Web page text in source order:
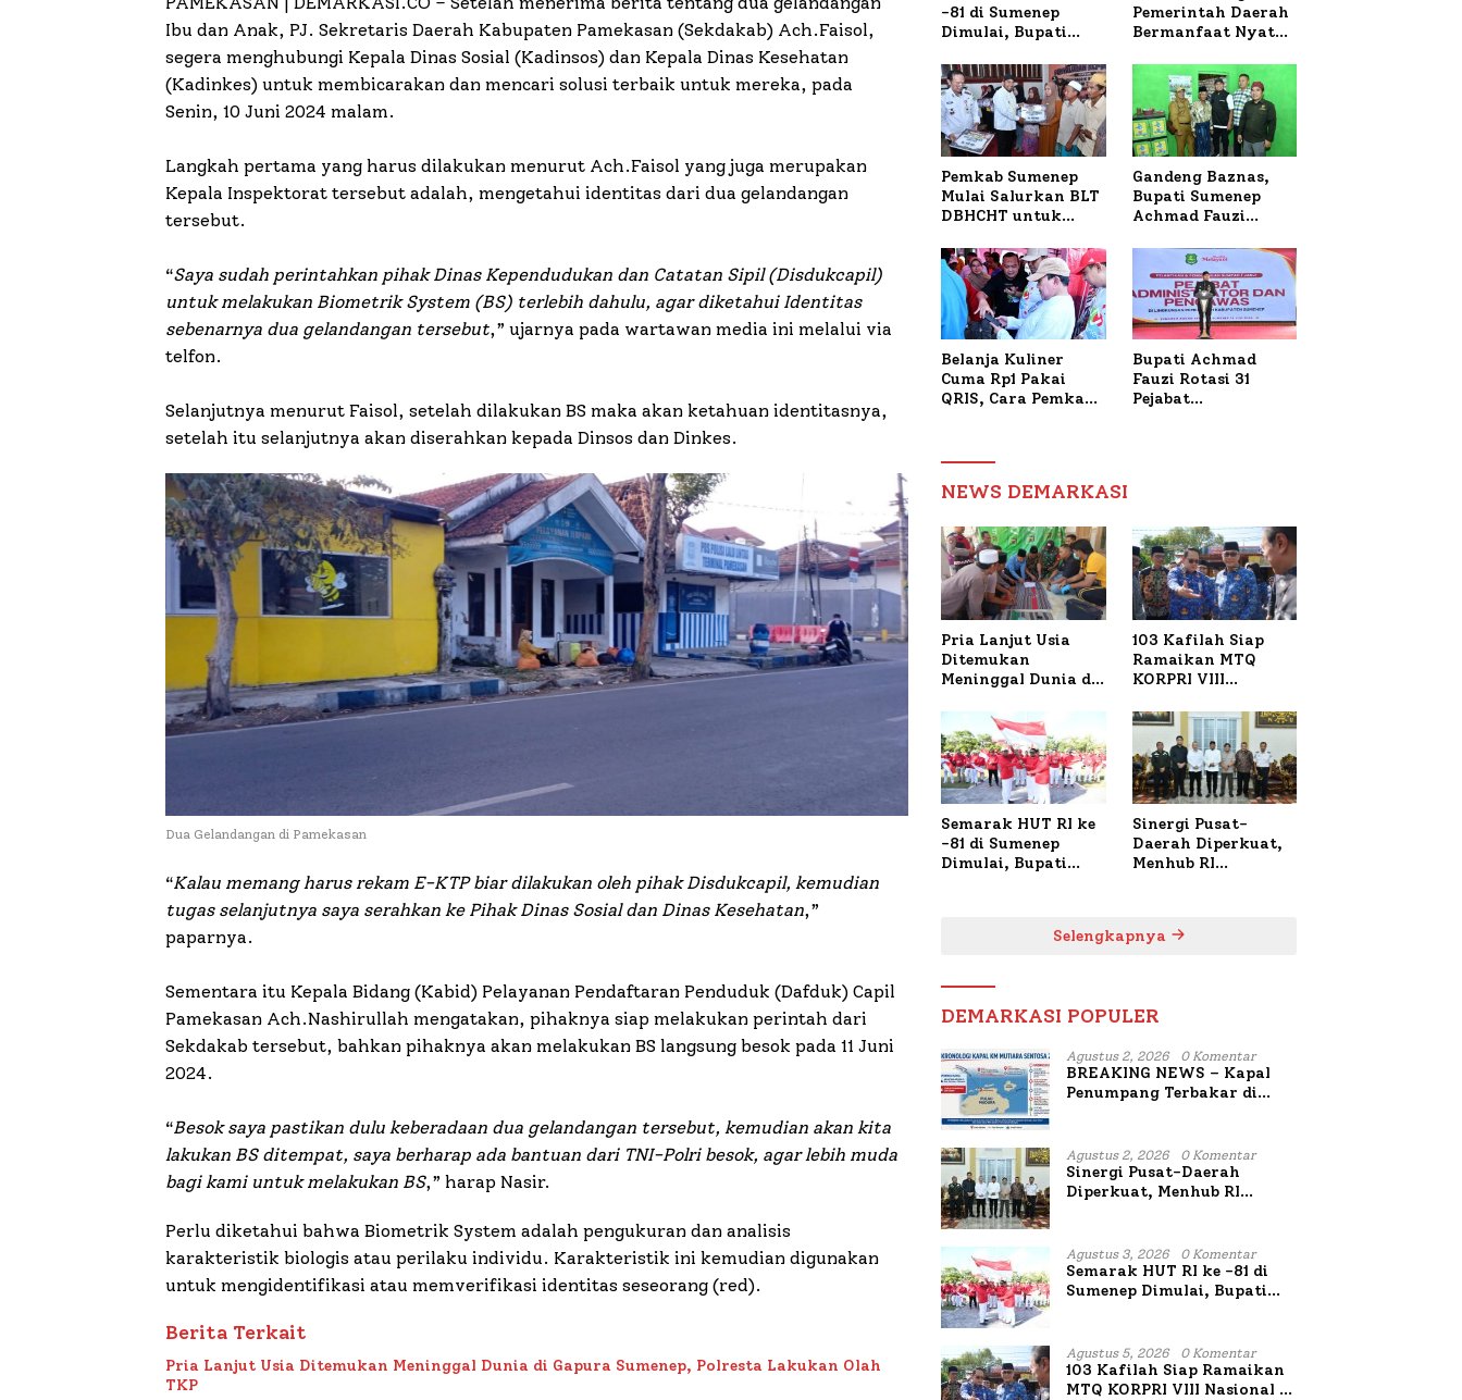
Ibu dan Anak, PJ. Sekretaris Daerah Kabupaten Pamekasan (Sekdakab) Ach.Faisol,
segera menghubungi Kepala Dinas Sosial (Kadinsos) dan Kepala Dinas Kesehatan
(Kadinkes) untuk membicarakan dan mencari solusi terbaik untuk mereka, pada
Senin, 10 Juni 2024 malam.
Langkah pertama yang harus dilakukan menurut Ach.Faisol yang juga merupakan
Kepala Inspektorat tersebut adalah, mengetahui identitas dari dua gelandangan
tersebut.
“Saya sudah perintahkan pihak Dinas Kependudukan dan Catatan Sipil (Disdukcapil)
untuk melakukan Biometrik System (BS) terlebih dahulu, agar diketahui Identitas
sebenarnya dua gelandangan tersebut,” ujarnya pada wartawan media ini melalui via
telfon.
Selanjutnya menurut Faisol, setelah dilakukan BS maka akan ketahuan identitasnya,
setelah itu selanjutnya akan diserahkan kepada Dinsos dan Dinkes.
Dua Gelandangan di Pamekasan
“Kalau memang harus rekam E-KTP biar dilakukan oleh pihak Disdukcapil, kemudian
tugas selanjutnya saya serahkan ke Pihak Dinas Sosial dan Dinas Kesehatan,”
paparnya.
Sementara itu Kepala Bidang (Kabid) Pelayanan Pendaftaran Penduduk (Dafduk) Capil
Pamekasan Ach.Nashirullah mengatakan, pihaknya siap melakukan perintah dari
Sekdakab tersebut, bahkan pihaknya akan melakukan BS langsung besok pada 11 Juni
2024.
“Besok saya pastikan dulu keberadaan dua gelandangan tersebut, kemudian akan kita
lakukan BS ditempat, saya berharap ada bantuan dari TNI-Polri besok, agar lebih muda
bagi kami untuk melakukan BS,” harap Nasir.
Perlu diketahui bahwa Biometrik System adalah pengukuran dan analisis
karakteristik biologis atau perilaku individu. Karakteristik ini kemudian digunakan
untuk mengidentifikasi atau memverifikasi identitas seseorang (red).
Berita Terkait
Pria Lanjut Usia Ditemukan Meninggal Dunia di Gapura Sumenep, Polresta Lakukan Olah
TKP
-81 di Sumenep
Dimulai, Bupati
Doa untuk Korban
Kapal Terbakar
Pemerintah Daerah
Bermanfaat Nyata
Bupati Sumenep
Tinjau Langsung
Budidaya Lele dan
Ayam Petelur di
Desa Bataal Timur
Pemkab Sumenep
Mulai Salurkan BLT
DBHCHT untuk
Tani Tembakau
Gandeng Baznas,
Bupati Sumenep
Achmad Fauzi
Serahkan Bantuan
Bedah RTLH di Dua
Kecamatan
Belanja Kuliner
Cuma Rp1 Pakai
QRIS, Cara Pemkab
Bupati Achmad
Fauzi Rotasi 31
Pejabat
NEWS DEMARKASI
Pria Lanjut Usia
Ditemukan
Meninggal Dunia di
Polresta Lakukan
Olah TKP
103 Kafilah Siap
Ramaikan MTQ
KORPRI VIII
1.024 Peserta
Terdaftar
Semarak HUT RI ke
-81 di Sumenep
Dimulai, Bupati
Sinergi Pusat-
Daerah Diperkuat,
Menhub RI
Mutiara Sentosa II
Selengkapnya
DEMARKASI POPULER
Agustus 2, 2026 0 Komentar
BREAKING NEWS – Kapal
Penumpang Terbakar di
Agustus 2, 2026 0 Komentar
Sinergi Pusat-Daerah
Diperkuat, Menhub RI
Mutiara Sentosa II
Agustus 3, 2026 0 Komentar
Semarak HUT RI ke -81 di
Sumenep Dimulai, Bupati
Terbakar
Agustus 5, 2026 0 Komentar
103 Kafilah Siap Ramaikan
MTQ KORPRI VIII Nasional di